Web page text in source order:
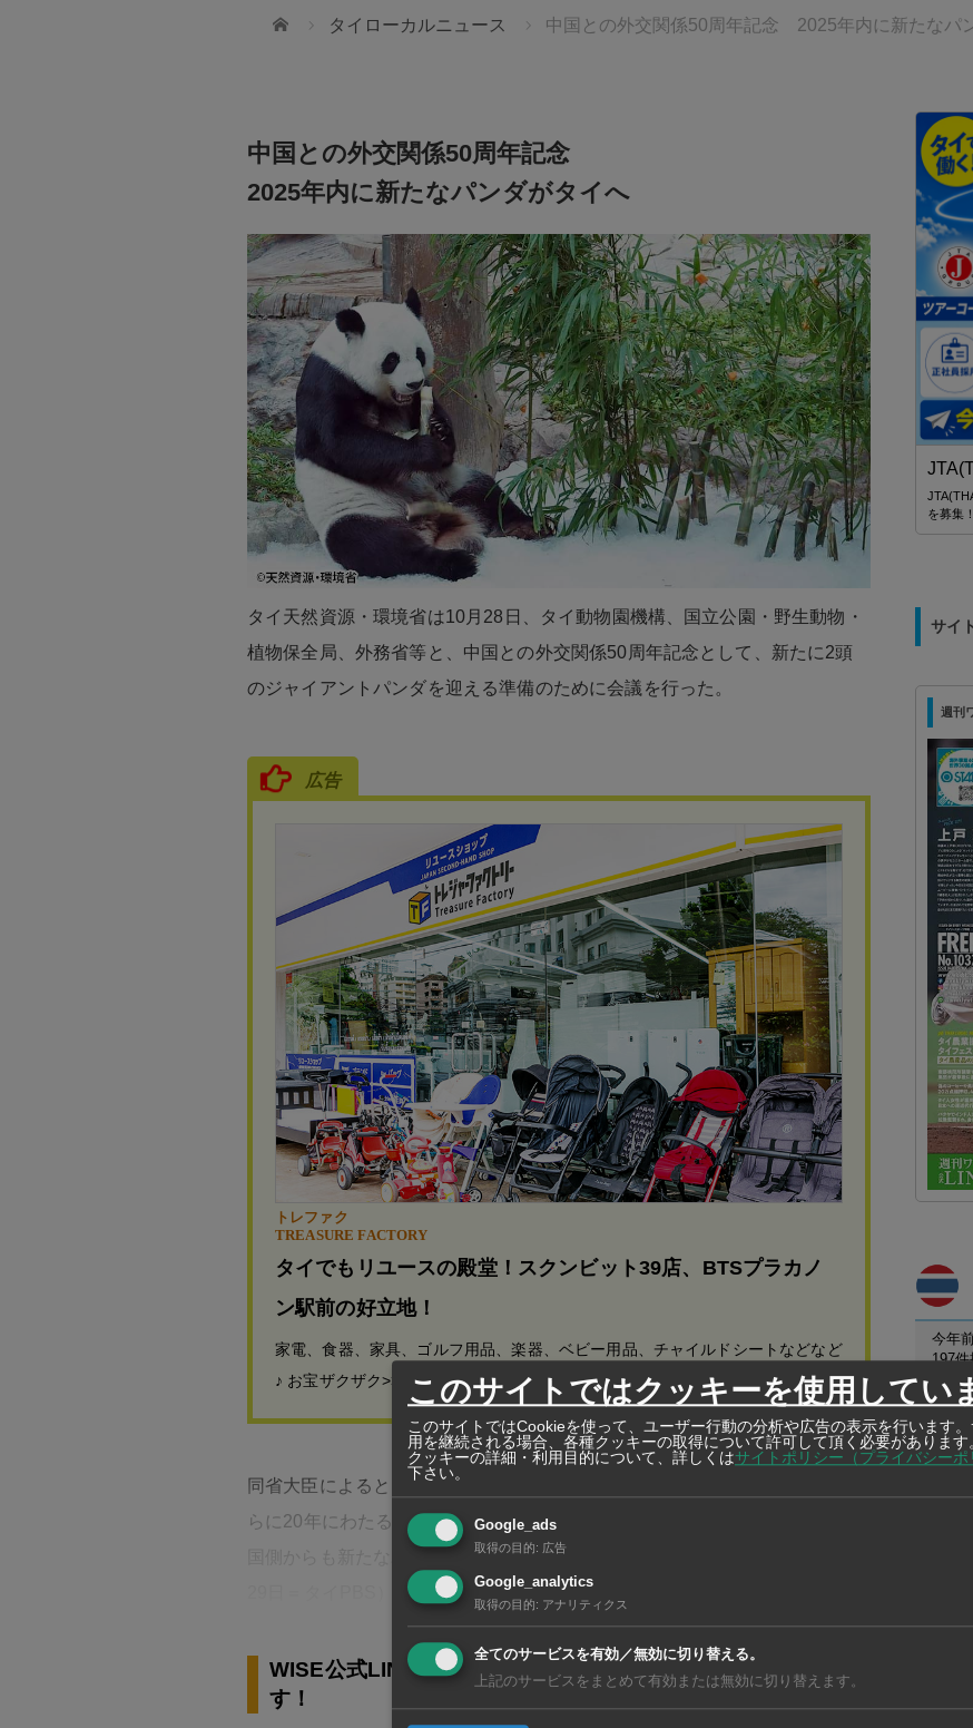
ホーム タイローカルニュース 中国との外交関係50周年記念 2025年内に新たなパ
中国との外交関係50周年記念
2025年内に新たなパンダがタイへ
タイ天然資源・環境省は10月28日、タイ動物園機構、国立公園・野生動物・
植物保全局、外務省等と、中国との外交関係50周年記念として、新たに2頭
のジャイアントパンダを迎える準備のために会議を行った。
広告
トレファク
TREASURE FACTORY
タイでもリユースの殿堂！スクンビット39店、BTSプラカノ
ン駅前の好立地！
家電、食器、家具、ゴルフ用品、楽器、ベビー用品、チャイルドシートなどなど
♪ お宝ザクザク>>>
同省大臣によると、昨年4月に死亡した「リンフイ」の遺体を中国に返還、さ
らに20年にわたるパンダに関する飼育レポートを中国に送付したことで、中
国側からも新たなパンダをタイへ派遣することが承諾されたという。（10月
WISE公式LINEの友だち登録で、記事の続きをご覧になれま
す！
池田製作所／タイ池田柿沼
ハイクオリティーな精密プレス加工（池田製作所）
精密切削加工のプロフェッショナル（タイ池田柿沼）
JTBタイランド✨2027年の始まりを、
幻想的なチェンマイで迎えませんか。
無数のランタンと華やかな花火が夜空を彩る、感動の
「コムローイ・カウントダウン2027」🎆 JTBタイランド
では、12月30日発3泊4日入場券付きパッケージツアーを
ご用意しました。 ✈️航空券＋ホテル＋イベント入場券＋
送迎付き 🇯🇵安心の日本語ガイドサポート付き 💫
28,900バーツ〜
を募集！
サイ
週刊
今年
197
プー
B被害
保護
カケ
【タ
利」
【ベ
【タ
このサイトではクッキーを使用してい
このサイトではCookieを使って、ユーザー行動の分析や広告の表示を行います。
用を継続される場合、各種クッキーの取得について許可して頂く必要があります
クッキーの詳細・利用目的について、詳しくはサイトポリシー（プライバシーポ
下さい。
Google_ads
取得の目的: 広告
Google_analytics
取得の目的: アナリティクス
全てのサービスを有効／無効に切り替える。
上記のサービスをまとめて有効または無効に切り替えます。